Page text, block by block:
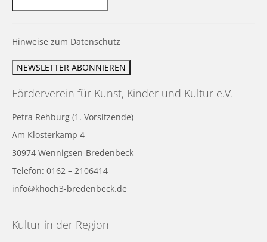
Hinweise zum Datenschutz
Förderverein für Kunst, Kinder und Kultur e.V.
Petra Rehburg (1. Vorsitzende)
Am Klosterkamp 4
30974 Wennigsen-Bredenbeck
Telefon: 0162 – 2106414
info@khoch3-bredenbeck.de
Kultur in der Region